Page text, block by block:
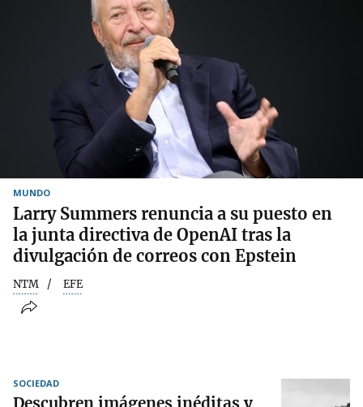
MUNDO
Larry Summers renuncia a su puesto en
la junta directiva de OpenAI tras la
divulgación de correos con Epstein
NTM EFE
SOCIEDAD
Descubren imágenes inéditas y